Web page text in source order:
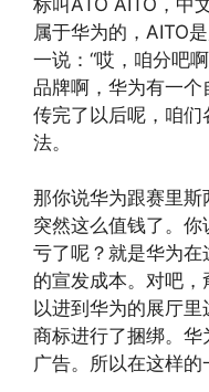
属于华为的，AITO
一说：“哎，咱分吧
品牌啊，华为有一
传完了以后呢，咱们
法。
那你说华为跟赛里
突然这么值钱了。
亏了呢？就是华为
的宣发成本。对吧
以进到华为的展厅
商标进行了捆绑。
广告。所以在这样的